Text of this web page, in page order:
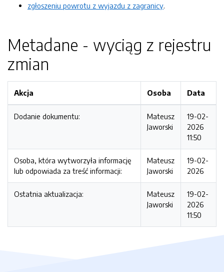
zgłoszeniu powrotu z wyjazdu z zagranicy.
Metadane - wyciąg z rejestru
zmian
Akcja Osoba Data
Dodanie dokumentu:
Mateusz
Jaworski
19-02-
2026
11:50
Osoba, która wytworzyła informację
lub odpowiada za treść informacji:
Mateusz
Jaworski
19-02-
2026
Ostatnia aktualizacja:
Mateusz
Jaworski
19-02-
2026
11:50